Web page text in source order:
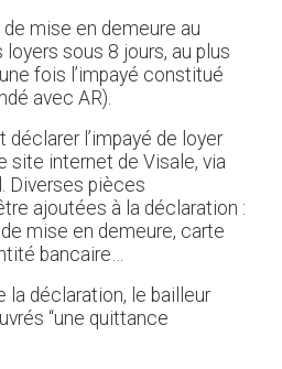
mise en demeure au
sous 8 jours, au plus
fois l’impayé constitué
avec AR).
l’impayé de loyer
site internet de Visale, via
Diverses pièces
ajoutées à la déclaration :
mise en demeure, carte
bancaire…
la déclaration, le bailleur
“une quittance